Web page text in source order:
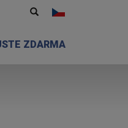
ZDARMA
Vyhledávání
Hledat